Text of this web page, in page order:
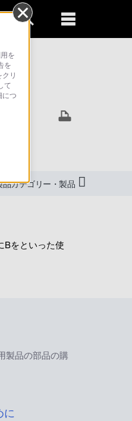
品カテゴリー・製品
Bをといった使
製品の部品の購
に
を
を
リ
て
につ